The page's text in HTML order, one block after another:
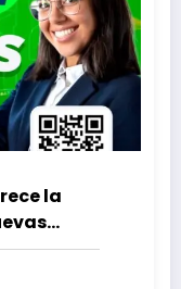
la
Oaxaca,
la